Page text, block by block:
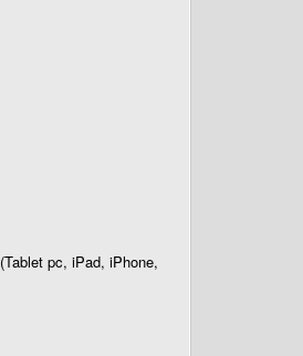
pc, iPad, iPhone,